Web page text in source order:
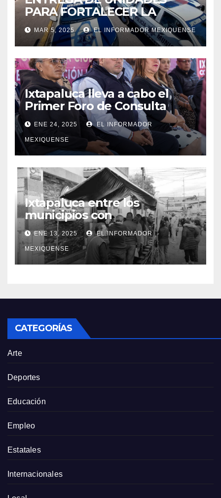
PARA FORTALECER LA
SEGURIDAD EN IXTAPALUCA
MAR 5, 2025 EL INFORMADOR MEXIQUENSE
Ixtapaluca lleva a cabo el
Primer Foro de Consulta
Ciudadana»
ENE 24, 2025 EL INFORMADOR
MEXIQUENSE
Ixtapaluca entre los
municipios con
tarifas bajas en el servicio de
agua potable
ENE 13, 2025 EL INFORMADOR
MEXIQUENSE
CATEGORÍAS
Arte
Deportes
Educación
Empleo
Estatales
Internacionales